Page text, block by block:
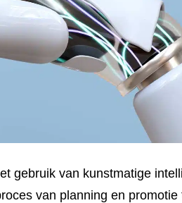
van planning en promotie